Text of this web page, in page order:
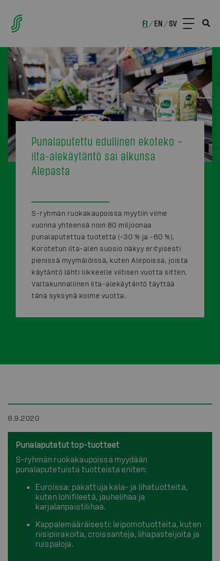
FI /EN /SV
Punalaputettu edullinen ekoteko –
ilta-alekäytäntö sai alkunsa
Alepasta
S-ryhmän ruokakaupoissa myytiin viime
vuonna yhteensä noin 80 miljoonaa
punalaputettua tuotetta (-30 % ja -60 %).
Korotetun ilta-alen suosio näkyy erityisesti
pienissä myymälöissä, kuten Alepoissa, joista
käytäntö lähti liikkeelle viitisen vuotta sitten.
Valtakunnallinen ilta-alekäytäntö täyttää
tänä syksynä kolme vuotta.
8.9.2020
Punalaputetut top-tuotteet
S-ryhmän ruokakaupoissa myydään
punalaputetuista tuotteista eniten:
Euroissa: pakattuja kala- ja lihatuotteita,
kuten lohifileetä, jauhelihaa ja
karjalanpaistilihaa.
Kappalemääräisesti: leipomotuotteita, kuten
riisipiirakoita, croissanteja, lihapasteijoita ja
ruispaloja.